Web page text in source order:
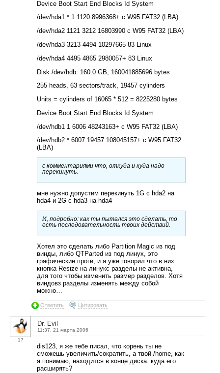
Device Boot Start End Blocks Id System
/dev/hda1 * 1 1120 8996368+ c W95 FAT32 (LBA)
/dev/hda2 1121 3212 16803990 c W95 FAT32 (LBA)
/dev/hda3 3213 4494 10297665 83 Linux
/dev/hda4 4495 4865 2980057+ 83 Linux
Disk /dev/hdb: 160.0 GB, 160041885696 bytes
255 heads, 63 sectors/track, 19457 cylinders
Units = cylinders of 16065 * 512 = 8225280 bytes
Device Boot Start End Blocks Id System
/dev/hdb1 1 6006 48243163+ c W95 FAT32 (LBA)
/dev/hdb2 * 6007 19457 108045157+ c W95 FAT32
(LBA)
с комментариями что, откуда и куда надо
перекинуть.
мне нужно допустим перекинуть 1G с hda2 на
hda4 и 2G с hda3 на hda4
И, подробно: как ты пытался это сделать, то
есть последовательность твоих действий.
Хотел это сделать либо Partition Magic из под
винды, либо QTParted из под линух, это
графические проги, и я уже говорил что в них
кнопка Resize на линукс разделы не активна,
для того чтобы изменить размер разделов. Хотя
виндовз разделы изменять между собой
можно…
Ответить Цитировать
17
Dr. Evil
11:37, 21 марта 2006
dis123, я же тебе писал, что корень ты не
сможешь увеличить/сократить, а твой /home, как
я понимаю, находится в конце диска. куда его
расширять?